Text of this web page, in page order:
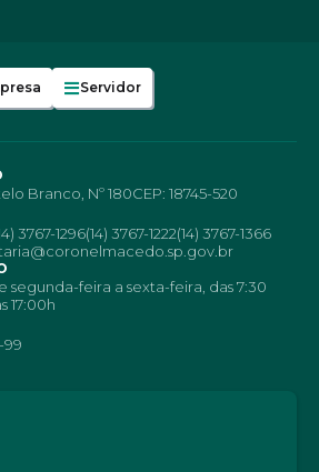
Servidor
Branco, Nº 180CEP: 18745-520
3767-1296(14) 3767-1222(14) 3767-1366
feira a sexta-feira, das 7:30
17:00h
99